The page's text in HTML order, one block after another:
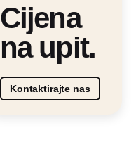
Cijena
na upit.
Kontaktirajte nas